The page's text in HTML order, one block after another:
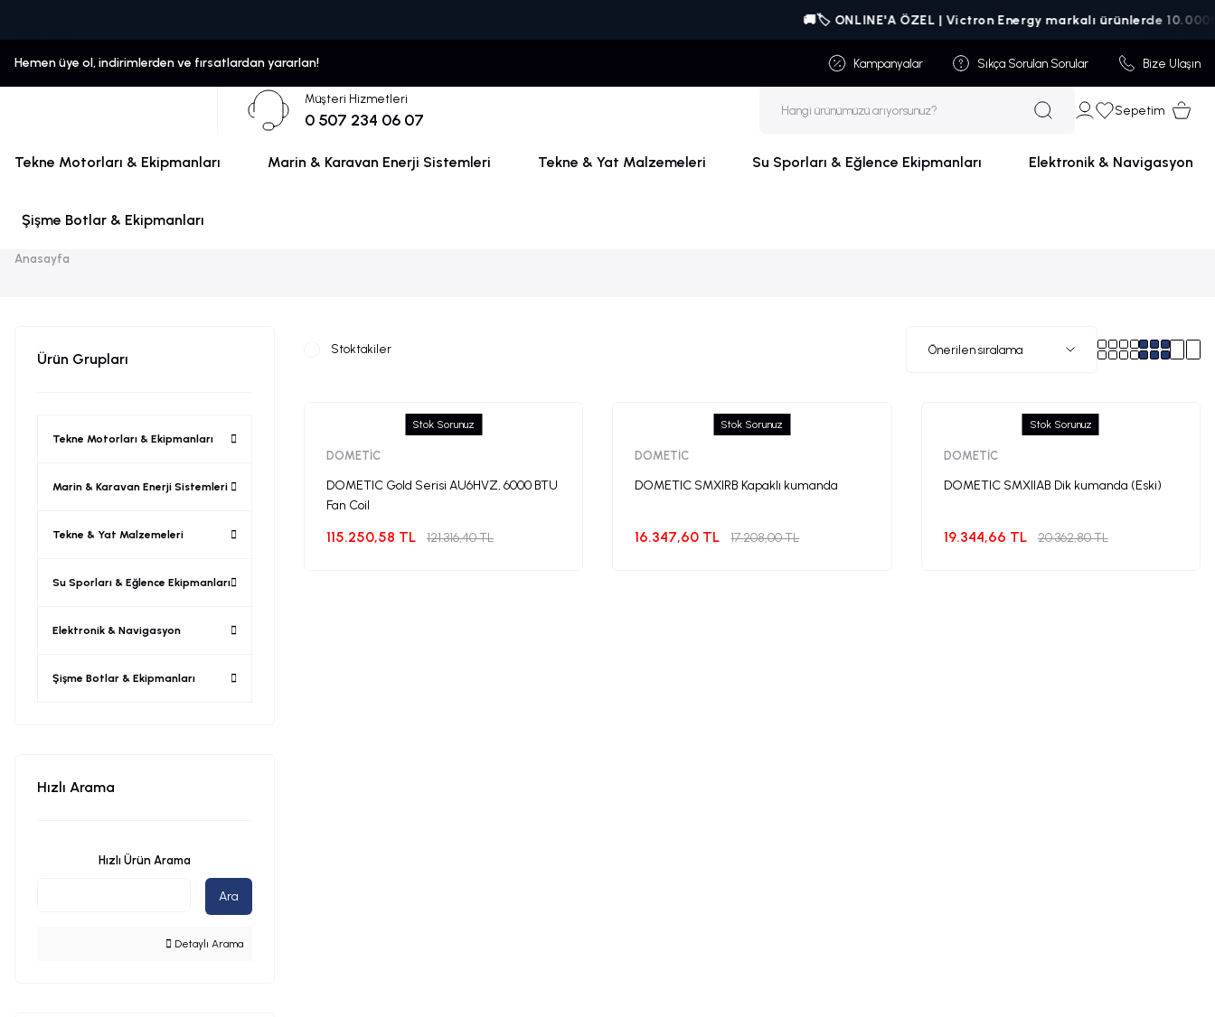
Hemen üye ol, indirimlerden ve fırsatlardan yararlan! Kampanyalar Sıkça Sorulan Sorular Bize Ulaşın
Müşteri Hizmetleri
0 507 234 06 07 Sepetim
Tekne Motorları & Ekipmanları Marin & Karavan Enerji Sistemleri Tekne & Yat Malzemeleri Su Sporları & Eğlence Ekipmanları Elektronik & Navigasyon
Şişme Botlar & Ekipmanları
🚚🏷️ ONLINE'A ÖZEL | Victron Energy markalı ürünlerde 10.000₺
Anasayfa
Ürün Grupları
Tekne Motorları & Ekipmanları
Marin & Karavan Enerji Sistemleri
Tekne & Yat Malzemeleri
Su Sporları & Eğlence Ekipmanları
Elektronik & Navigasyon
Şişme Botlar & Ekipmanları
Hızlı Arama
Hızlı Ürün Arama
Ara
Detaylı Arama
Stoktakiler
Stok Sorunuz
DOMETİC
DOMETIC Gold Serisi AU6HVZ, 6000 BTU
Fan Coil
115.250,58 TL 121.316,40 TL
Stok Sorunuz
DOMETİC
DOMETIC SMXIRB Kapaklı kumanda
16.347,60 TL 17.208,00 TL
Stok Sorunuz
DOMETİC
DOMETIC SMXIIAB Dik kumanda (Eski)
19.344,66 TL 20.362,80 TL